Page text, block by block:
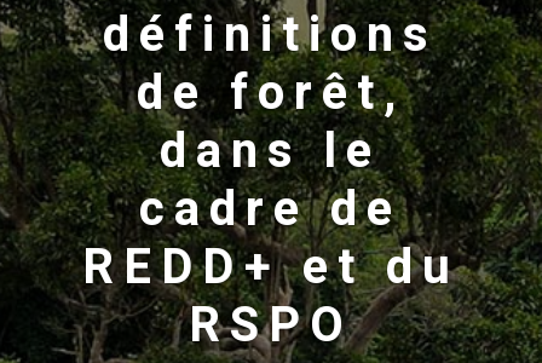
définitions
de forêt,
dans le
cadre de
REDD+ et du
RSPO